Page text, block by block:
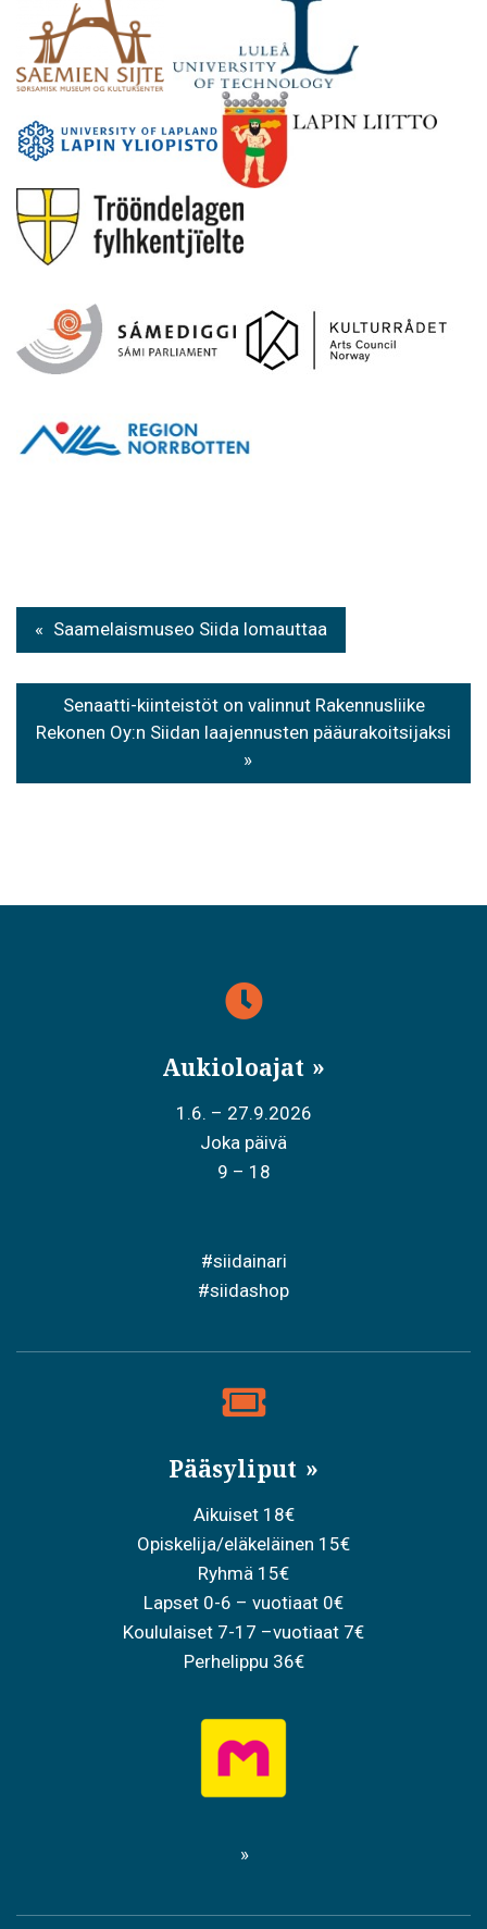
Artikkelien
selaus
Saamelaismuseo Siida lomauttaa
Senaatti-kiinteistöt on valinnut Rakennusliike
Rekonen Oy:n Siidan laajennusten pääurakoitsijaksi
Aukioloajat
1.6. – 27.9.2026
Joka päivä
9 – 18
#siidainari
#siidashop
Pääsyliput
Aikuiset 18€
Opiskelija/eläkeläinen 15€
Ryhmä 15€
Lapset 0-6 – vuotiaat 0€
Koululaiset 7-17 –vuotiaat 7€
Perhelippu 36€